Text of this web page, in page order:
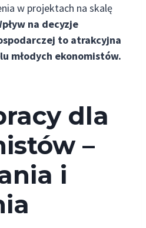
w projektach na skalę
na decyzje
to atrakcyjna
młodych ekonomistów.
dla
–
i